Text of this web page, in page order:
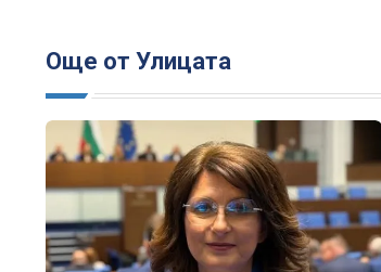
Още от Улицата